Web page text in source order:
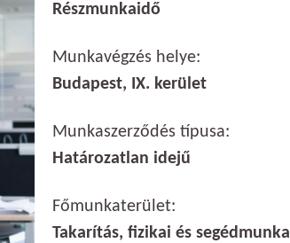
Részmunkaidő
Munkavégzés helye:
Budapest, IX. kerület
Munkaszerződés típusa:
Határozatlan idejű
Főmunkaterület:
Takarítás, fizikai és segédmunka